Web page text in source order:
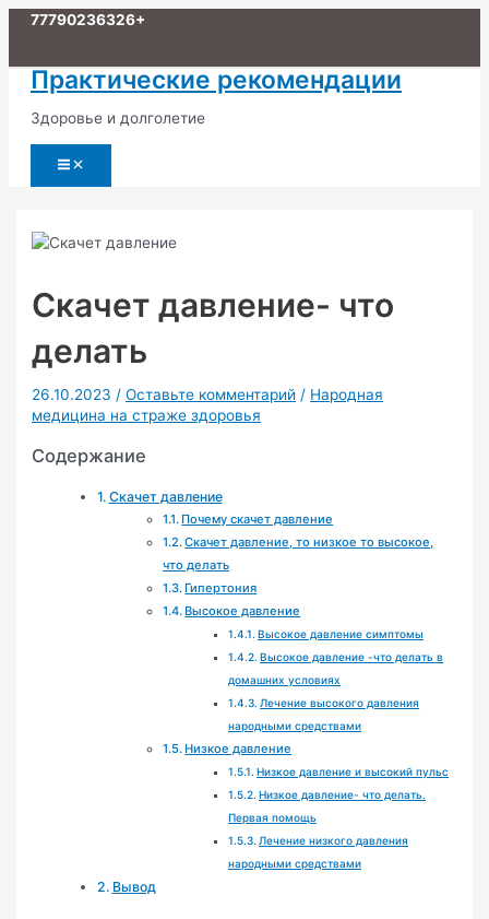
Перейти
содержимому
77790236326+
Практические рекомендации
Здоровье и долголетие
Main
Скачет давление- что
делать
26.10.2023/Оставьте комментарий / Народная
медицина на страже здоровья
Содержание
Скачет давление
Почему скачет давление
Скачет давление, то низкое то высокое,
что делать
Гипертония
Высокое давление
Высокое давление симптомы
Высокое давление -что делать в
домашних условиях
Лечение высокого давления
народными средствами
Низкое давление
Низкое давление и высокий пульс
Низкое давление- что делать.
Первая помощь
Лечение низкого давления
народными средствами
Вывод